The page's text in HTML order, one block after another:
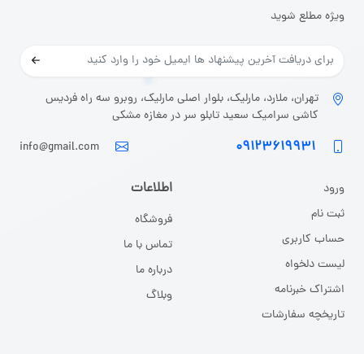
ویژه مطلع شوید
تهران، ملارد، مارلیک، بلوار اصلی مارلیک، روبرو سه راه فردیس
کاشی سرامیک سعید تابلو سر در مغازه مشکی
۰۹۱۲۳۶۱۹۹۳۱ info@gmail.com
ورود
ثبت نام
حساب کاربری
لیست دلخواه
اشتراک خبرنامه
تاریخچه سفارشات
اطلاعات
فروشگاه
تماس با ما
درباره ما
وبلاگ